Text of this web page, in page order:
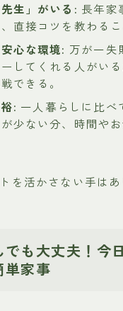
生」がいる: 長年家
直接コツを教わるこ
心な環境: 万が一失
してくれる人がい
できる。
: 一人暮らしに比べ
少ない分、時間や
を活かさない手はあ
でも大丈夫！今
単家事